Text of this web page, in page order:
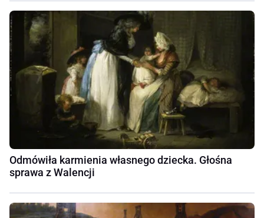
Odmówiła karmienia własnego dziecka. Głośna
sprawa z Walencji